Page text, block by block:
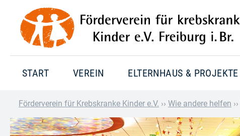
START VEREIN ELTERNHAUS & PROJEKTE
Förderverein für Krebskranke Kinder e.V. ›› Wie andere helfen ››